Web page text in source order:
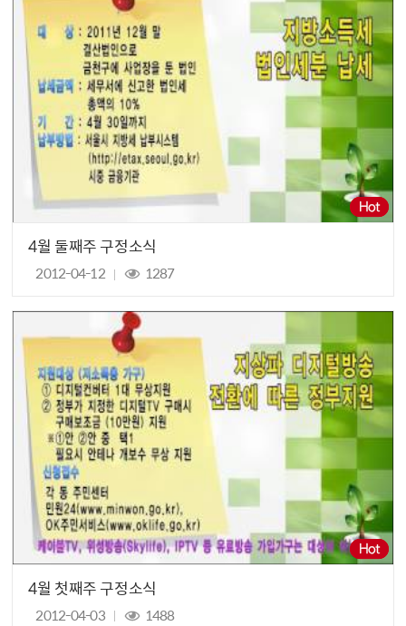
4월 둘째주 구정소식
2012-04-12 1287
4월 첫째주 구정소식
2012-04-03 1488